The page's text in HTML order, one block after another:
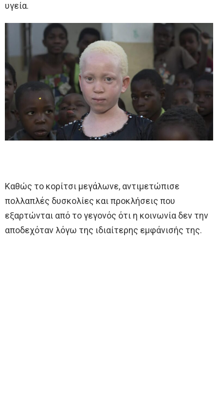
υγεία.
Καθώς το κορίτσι μεγάλωνε, αντιμετώπισε
πολλαπλές δυσκολίες και προκλήσεις που
εξαρτώνται από το γεγονός ότι η κοινωνία δεν την
αποδεχόταν λόγω της ιδιαίτερης εμφάνισής της.